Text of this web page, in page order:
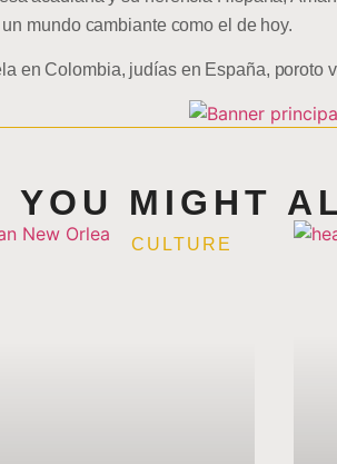
mundo cambiante como el de hoy.
en Colombia, judías en España, poroto
YOU MIGHT
CULTURE